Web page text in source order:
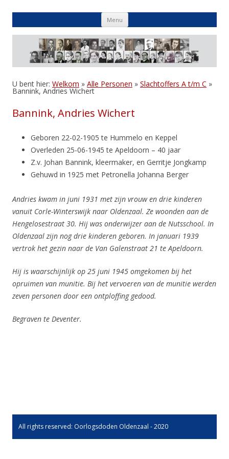
Menu Skip
content
U bent hier: Welkom » Alle Personen » Slachtoffers A t/m C »
Bannink, Andries Wichert
Bannink, Andries Wichert
Geboren 22-02-1905 te Hummelo en Keppel
Overleden 25-06-1945 te Apeldoorn – 40 jaar
Z.v. Johan Bannink, kleermaker, en Gerritje Jongkamp
Gehuwd in 1925 met Petronella Johanna Berger
Andries kwam in juni 1931 met zijn vrouw en drie kinderen
vanuit Corle-Winterswijk naar Oldenzaal. Ze woonden aan de
Hengelosestraat 30. Hij was onderwijzer aan de Nutsschool. In
Oldenzaal zijn nog drie kinderen geboren. In januari 1939
vertrok het gezin naar de Van Galenstraat 21 te Apeldoorn.
Hij is waarschijnlijk op 25 juni 1945 omgekomen bij het
opruimen van munitie. Bij het vervoeren van de munitie werden
zeven personen door een ontploffing gedood.
Begraven te Deventer.
All rights reserved: Oorlogsdoden Oldenzaal - 2020